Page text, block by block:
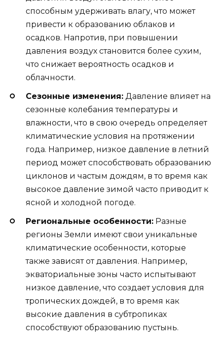
способным удерживать влагу, что может
привести к образованию облаков и
осадков. Напротив, при повышении
давления воздух становится более сухим,
что снижает вероятность осадков и
облачности.
Сезонные изменения: Давление влияет на
сезонные колебания температуры и
влажности, что в свою очередь определяет
климатические условия на протяжении
года. Например, низкое давление в летний
период может способствовать образованию
циклонов и частым дождям, в то время как
высокое давление зимой часто приводит к
ясной и холодной погоде.
Региональные особенности: Разные
регионы Земли имеют свои уникальные
климатические особенности, которые
также зависят от давления. Например,
экваториальные зоны часто испытывают
низкое давление, что создает условия для
тропических дождей, в то время как
высокие давления в субтропиках
способствуют образованию пустынь.